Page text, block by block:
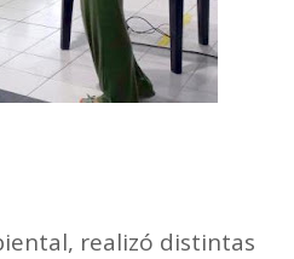
realizó distintas